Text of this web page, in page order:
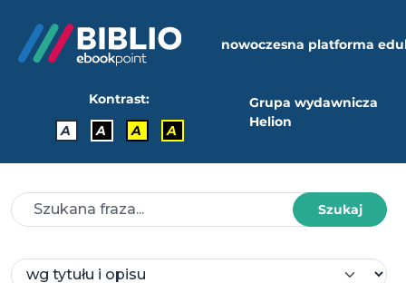
nowoczesna platforma
Kontrast:
A
A A A
Grupa wydawnicza
Helion
Szukaj